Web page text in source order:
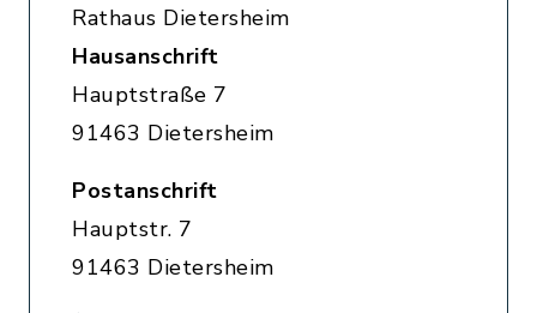
Rathaus Dietersheim
Hausanschrift
Hauptstraße 7
91463 Dietersheim
Postanschrift
Hauptstr. 7
91463 Dietersheim